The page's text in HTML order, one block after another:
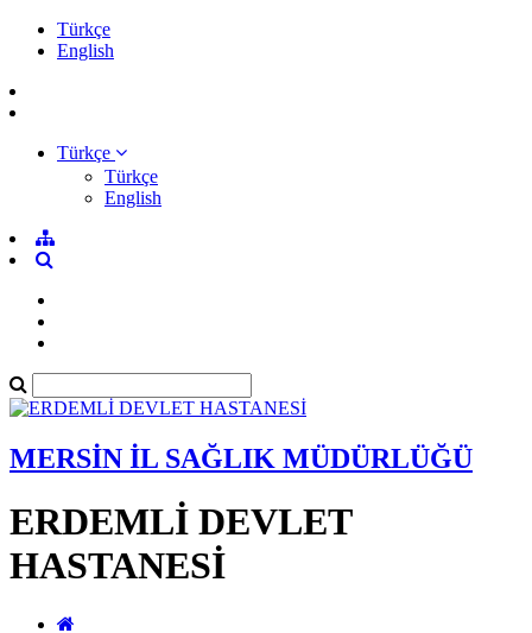
Türkçe
English
Türkçe
Türkçe
English
MERSİN İL SAĞLIK MÜDÜRLÜĞÜ
ERDEMLİ DEVLET
HASTANESİ